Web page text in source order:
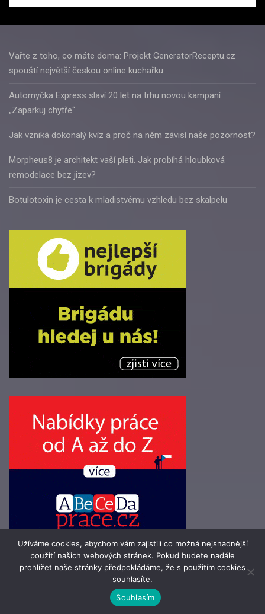
Vařte z toho, co máte doma: Projekt GeneratorReceptu.cz
spouští největší českou online kuchařku
Automyčka Express slaví 20 let na trhu novou kampaní
„Zaparkuj chytře“
Jak vzniká dokonalý kvíz a proč na něm závisí naše pozornost?
Morpheus8 je architekt vaší pleti. Jak probíhá hloubková
remodelace bez jizev?
Botulotoxin je cesta k mladistvému vzhledu bez skalpelu
© 2016 - 2026 Info-Zpravodaj.cz | člen skupiny 123jobs Media |
Všechna práva vyhrazena | Theme by
Užíváme cookies, abychom vám zajistili co možná nejsnadnější
použití našich webových stránek. Pokud budete nadále
prohlížet naše stránky předpokládáme, že s použitím cookies
souhlasíte.
Souhlasím